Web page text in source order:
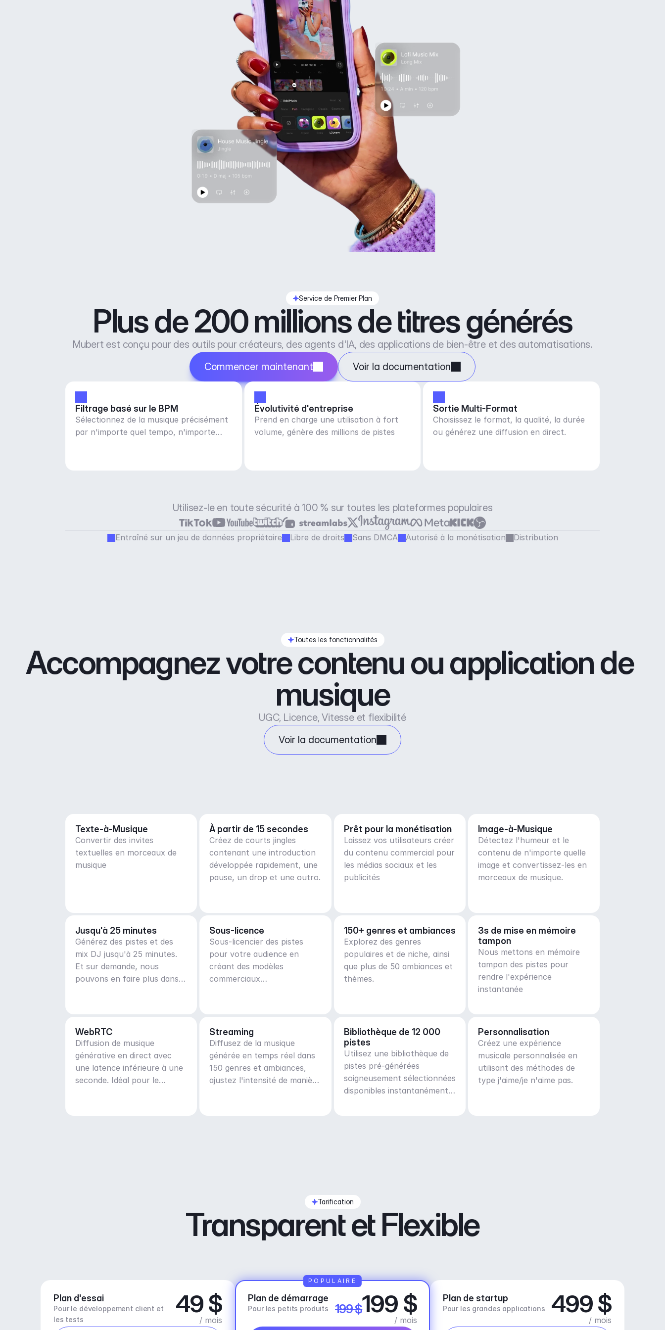
Service de Premier Plan
Plus de 200 millions de titres générés
Mubert est conçu pour des outils pour créateurs, des agents d'IA, des applications de bien-être et des automatisations.
Commencer maintenant
Voir la documentation
Filtrage basé sur le BPM
Sélectionnez de la musique précisément
par n'importe quel tempo, n'importe
Évolutivité d'entreprise
Prend en charge une utilisation à fort
volume, génère des millions de pistes
Sortie Multi-Format
Choisissez le format, la qualité, la durée
ou générez une diffusion en direct.
Utilisez-le en toute sécurité à 100 % sur toutes les plateformes populaires
Entraîné sur un jeu de données propriétaire Libre de droits Sans DMCA Autorisé à la monétisation Distribution
Toutes les fonctionnalités
Accompagnez votre contenu ou application de
musique
UGC, Licence, Vitesse et flexibilité
Voir la documentation
Texte-à-Musique
Convertir des invites
textuelles en morceaux de
musique
À partir de 15 secondes
Créez de courts jingles
contenant une introduction
développée rapidement, une
pause, un drop et une outro.
Prêt pour la monétisation
Laissez vos utilisateurs créer
du contenu commercial pour
les médias sociaux et les
publicités
Image-à-Musique
Détectez l'humeur et le
contenu de n'importe quelle
image et convertissez-les en
morceaux de musique.
Jusqu'à 25 minutes
Générez des pistes et des
mix DJ jusqu'à 25 minutes.
Et sur demande, nous
pouvons en faire plus dans
Sous-licence
Sous-licencier des pistes
pour votre audience en
créant des modèles
commerciaux
150+ genres et ambiances
Explorez des genres
populaires et de niche, ainsi
que plus de 50 ambiances et
thèmes.
3s de mise en mémoire
tampon
Nous mettons en mémoire
tampon des pistes pour
rendre l'expérience
instantanée
WebRTC
Diffusion de musique
générative en direct avec
une latence inférieure à une
seconde. Idéal pour le
Streaming
Diffusez de la musique
générée en temps réel dans
150 genres et ambiances,
ajustez l'intensité de manière
Bibliothèque de 12 000
pistes
Utilisez une bibliothèque de
pistes pré-générées
soigneusement sélectionnées
disponibles instantanément.
Personnalisation
Créez une expérience
musicale personnalisée en
utilisant des méthodes de
type j'aime/je n'aime pas.
Tarification
Transparent et Flexible
Plan d'essai
Pour le développement client et
les tests
49 $
/ mois
Plan de démarrage
Pour les petits produits 199 $199 $
/ mois
POPULAIRE
Plan de startup
Pour les grandes applications 499 $
/ mois